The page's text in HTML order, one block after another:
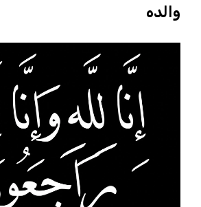
والده